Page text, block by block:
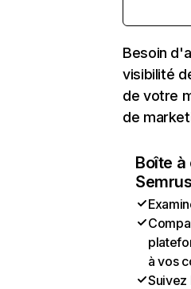
Besoin
visibilité
de votre
de
Boîte à
à vos
Suivez